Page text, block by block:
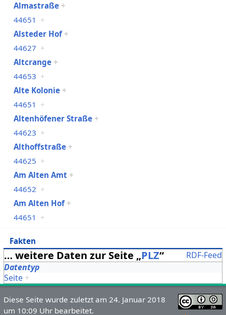
Almastraße +
44651 +
Alsteder Hof +
44627 +
Altcrange +
44653 +
Alte Kolonie +
44651 +
Altenhöfener Straße +
44623 +
Althoffstraße +
44625 +
Am Alten Amt +
44652 +
Am Alten Hof +
44651 +
Fakten
… weitere Daten zur Seite „PLZ“
RDF-Feed
Datentyp
Seite +
Diese Seite wurde zuletzt am 24. Januar 2018
um 10:09 Uhr bearbeitet.